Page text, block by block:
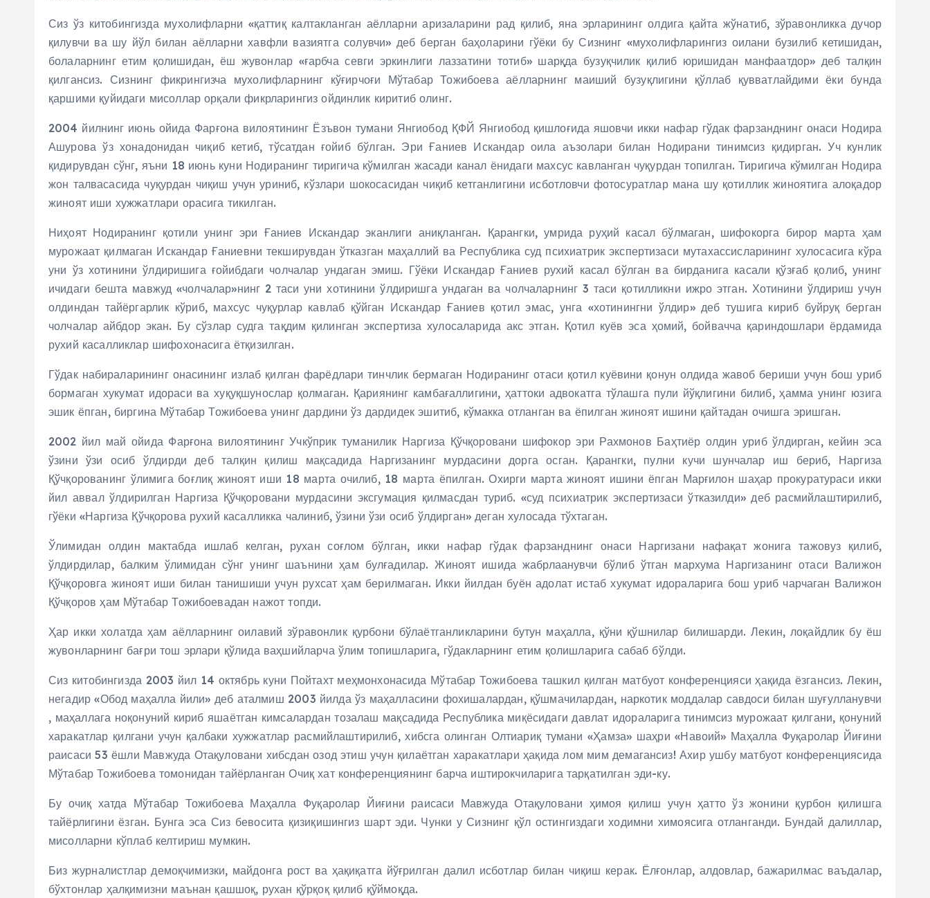
Сиз ўз китобингизда мухолифларни «қаттиқ калтакланган аёлларни аризаларини рад қилиб, яна эрларининг олдига қайта жўнатиб, зўравонликка дучор
қилувчи ва шу йўл билан аёлларни хавфли вазиятга солувчи» деб берган баҳоларини гўёки бу Сизнинг «мухолифларингиз оилани бузилиб кетишидан,
болаларнинг етим қолишидан, ёш жувонлар «ғарбча севги эркинлиги лаззатини тотиб» шарқда бузуқчилик қилиб юришидан манфаатдор» деб талқин
қилгансиз. Сизнинг фикрингизча мухолифларнинг кўғирчоғи Мўтабар Тожибоева аёлларнинг маиший бузуқлигини қўллаб қувватлайдими ёки бунда
қаршими қуйидаги мисоллар орқали фикрларингиз ойдинлик киритиб олинг.
2004 йилнинг июнь ойида Фарғона вилоятининг Ёзъвон тумани Янгиобод ҚФЙ Янгиобод қишлоғида яшовчи икки нафар гўдак фарзанднинг онаси Нодира
Ашурова ўз хонадонидан чиқиб кетиб, тўсатдан ғойиб бўлган. Эри Ғаниев Искандар оила аъзолари билан Нодирани тинимсиз қидирган. Уч кунлик
қидирувдан сўнг, яъни 18 июнь куни Нодиранинг тиригича кўмилган жасади канал ёнидаги махсус кавланган чуқурдан топилган. Тиригича кўмилган Нодира
жон талвасасида чуқурдан чиқиш учун уриниб, кўзлари шокосасидан чиқиб кетганлигини исботловчи фотосуратлар мана шу қотиллик жиноятига алоқадор
жиноят иши хужжатлари орасига тикилган.
Ниҳоят Нодиранинг қотили унинг эри Ғаниев Искандар эканлиги аниқланган. Қарангки, умрида руҳий касал бўлмаган, шифокорга бирор марта ҳам
мурожаат қилмаган Искандар Ғаниевни текширувдан ўтказган маҳаллий ва Республика суд психиатрик экспертизаси мутахассисларининг хулосасига кўра
уни ўз хотинини ўлдиришига ғойибдаги чолчалар ундаган эмиш. Гўёки Искандар Ғаниев рухий касал бўлган ва бирданига касали қўзғаб қолиб, унинг
ичидаги бешта мавжуд «чолчалар»нинг 2 таси уни хотинини ўлдиришга ундаган ва чолчаларнинг 3 таси қотилликни ижро этган. Хотинини ўлдириш учун
олдиндан тайёргарлик кўриб, махсус чуқурлар кавлаб қўйган Искандар Ғаниев қотил эмас, унга «хотинингни ўлдир» деб тушига кириб буйруқ берган
чолчалар айбдор экан. Бу сўзлар судга тақдим қилинган экспертиза хулосаларида акс этган. Қотил куёв эса ҳомий, бойвачча қариндошлари ёрдамида
рухий касалликлар шифохонасига ётқизилган.
Гўдак набираларининг онасининг излаб қилган фарёдлари тинчлик бермаган Нодиранинг отаси қотил куёвини қонун олдида жавоб бериши учун бош уриб
бормаган хукумат идораси ва хуқуқшунослар қолмаган. Қариянинг камбағаллигини, ҳаттоки адвокатга тўлашга пули йўқлигини билиб, ҳамма унинг юзига
эшик ёпган, биргина Мўтабар Тожибоева унинг дардини ўз дардидек эшитиб, кўмакка отланган ва ёпилган жиноят ишини қайтадан очишга эришган.
2002 йил май ойида Фарғона вилоятининг Учкўприк туманилик Наргиза Қўчқоровани шифокор эри Рахмонов Баҳтиёр олдин уриб ўлдирган, кейин эса
ўзини ўзи осиб ўлдирди деб талқин қилиш мақсадида Наргизанинг мурдасини дорга осган. Қарангки, пулни кучи шунчалар иш бериб, Наргиза
Қўчқорованинг ўлимига боғлиқ жиноят иши 18 марта очилиб, 18 марта ёпилган. Охирги марта жиноят ишини ёпган Марғилон шаҳар прокуратураси икки
йил аввал ўлдирилган Наргиза Қўчқоровани мурдасини эксгумация қилмасдан туриб. «суд психиатрик экспертизаси ўтказилди» деб расмийлаштирилиб,
гўёки «Наргиза Қўчқорова рухий касалликка чалиниб, ўзини ўзи осиб ўлдирган» деган хулосада тўхтаган.
Ўлимидан олдин мактабда ишлаб келган, рухан соғлом бўлган, икки нафар гўдак фарзанднинг онаси Наргизани нафақат жонига тажовуз қилиб,
ўлдирдилар, балким ўлимидан сўнг унинг шаънини ҳам булғадилар. Жиноят ишида жабрлаанувчи бўлиб ўтган мархума Наргизанинг отаси Валижон
Қўчқоровга жиноят иши билан танишиши учун рухсат ҳам берилмаган. Икки йилдан буён адолат истаб хукумат идораларига бош уриб чарчаган Валижон
Қўчқоров ҳам Мўтабар Тожибоевадан нажот топди.
Ҳар икки холатда ҳам аёлларнинг оилавий зўравонлик қурбони бўлаётганликларини бутун маҳалла, қўни қўшнилар билишарди. Лекин, лоқайдлик бу ёш
жувонларнинг бағри тош эрлари қўлида ваҳшийларча ўлим топишларига, гўдакларнинг етим қолишларига сабаб бўлди.
Сиз китобингизда 2003 йил 14 октябрь куни Пойтахт меҳмонхонасида Мўтабар Тожибоева ташкил қилган матбуот конференцияси ҳақида ёзгансиз. Лекин,
негадир «Обод маҳалла йили» деб аталмиш 2003 йилда ўз маҳалласини фохишалардан, қўшмачилардан, наркотик моддалар савдоси билан шуғулланувчи
, маҳаллага ноқонуний кириб яшаётган кимсалардан тозалаш мақсадида Республика миқёсидаги давлат идораларига тинимсиз мурожаат қилгани, қонуний
харакатлар қилгани учун қалбаки хужжатлар расмийлаштирилиб, хибсга олинган Олтиариқ тумани «Ҳамза» шаҳри «Навоий» Маҳалла Фуқаролар Йиғини
раисаси 53 ёшли Мавжуда Отақуловани хибсдан озод этиш учун қилаётган харакатлари ҳақида лом мим демагансиз! Ахир ушбу матбуот конференциясида
Мўтабар Тожибоева томонидан тайёрланган Очиқ хат конференциянинг барча иштирокчиларига тарқатилган эди-ку.
Бу очиқ хатда Мўтабар Тожибоева Маҳалла Фуқаролар Йиғини раисаси Мавжуда Отақуловани ҳимоя қилиш учун ҳатто ўз жонини қурбон қилишга
тайёрлигини ёзган. Бунга эса Сиз бевосита қизиқишингиз шарт эди. Чунки у Сизнинг қўл остингиздаги ходимни химоясига отланганди. Бундай далиллар,
мисолларни кўплаб келтириш мумкин.
Биз журналистлар демоқчимизки, майдонга рост ва ҳақиқатга йўғрилган далил исботлар билан чиқиш керак. Ёлғонлар, алдовлар, бажарилмас ваъдалар,
бўхтонлар ҳалқимизни маънан қашшоқ, рухан қўрқоқ қилиб қўймоқда.